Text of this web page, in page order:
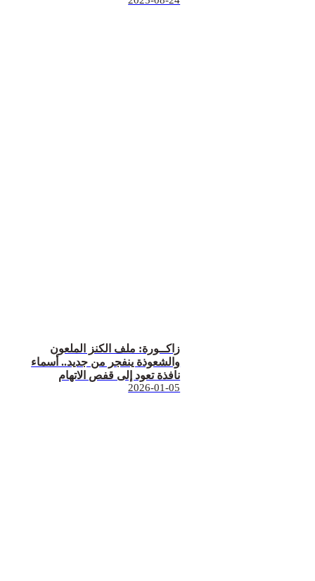
زاكــورة: ملف الكنز الملعون
والشعوذة ينفجر من جديد.. أسماء
نافذة تعود إلى قفص الاتهام
2026-01-05